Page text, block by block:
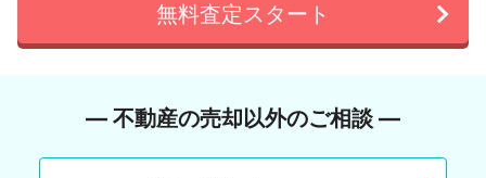
無料査定スタート
― 不動産の売却以外のご相談 ―